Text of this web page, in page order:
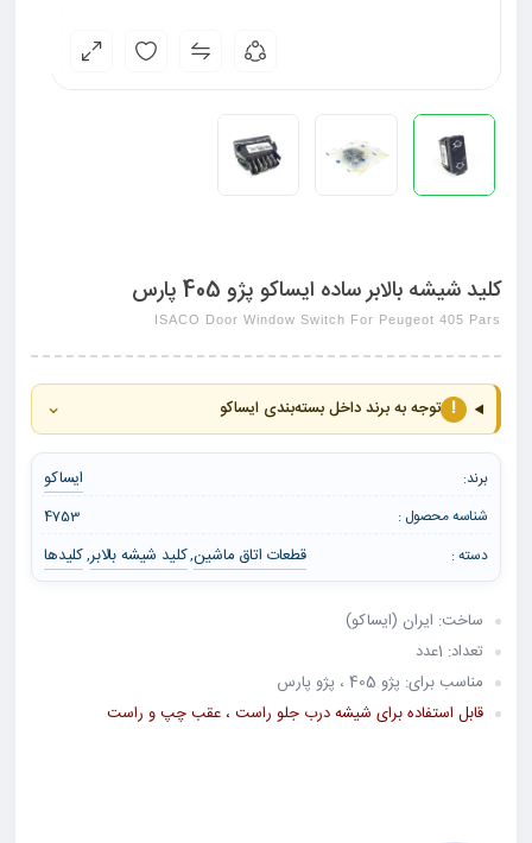
کلید شیشه بالابر ساده ایساکو پژو 405 پارس
ISACO Door Window Switch For Peugeot 405 Pars
! توجه به برند داخل بسته‌بندی ایساکو ⌄
برند: ایساکو
شناسه محصول :
4753
دسته :
قطعات اتاق ماشین,کلید شیشه بالابر,کلیدها
ساخت: ایران (ایساکو)
تعداد: 1عدد
مناسب برای: پژو 405 ، پژو پارس
قابل استفاده برای شیشه درب جلو راست ، عقب چپ و راست